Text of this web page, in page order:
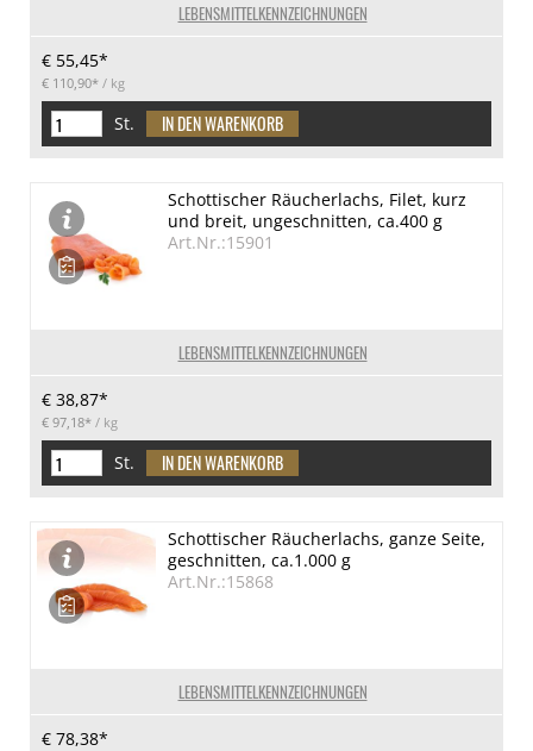
LEBENSMITTELKENNZEICHNUNGEN
€ 55,45*
€ 110,90* / kg
St.
LEBENSMITTELKENNZEICHNUNGEN
Schottischer Räucherlachs, Filet, kurz
und breit, ungeschnitten, ca.400 g
Art.Nr.:15901
€ 38,87*
€ 97,18* / kg
St.
LEBENSMITTELKENNZEICHNUNGEN
Schottischer Räucherlachs, ganze Seite,
geschnitten, ca.1.000 g
Art.Nr.:15868
€ 78,38*